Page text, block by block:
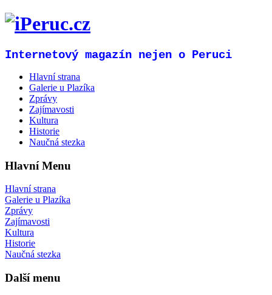
Internetový magazín nejen o Peruci
Hlavní strana
Galerie u Plazíka
Zprávy
Zajímavosti
Kultura
Historie
Naučná stezka
Hlavní Menu
Hlavní strana
Galerie u Plazíka
Zprávy
Zajímavosti
Kultura
Historie
Naučná stezka
Další menu